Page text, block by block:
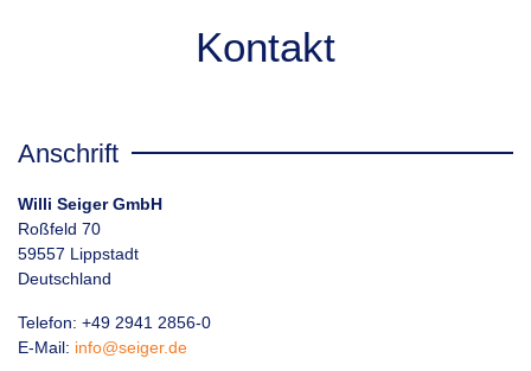
Kontakt
Anschrift
Willi Seiger GmbH
Roßfeld 70
59557 Lippstadt
Deutschland
Telefon: +49 2941 2856-0
E-Mail: info@seiger.de